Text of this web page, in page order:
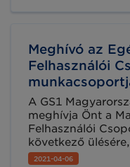
Meghívó az
Felhasználói
A GS1
meghívja Önt a
Felhasználói
következő
sor, online
2021-04-06